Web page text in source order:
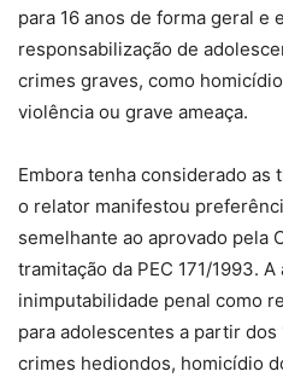
para 16 anos de forma geral e
responsabilização de
crimes graves, como
violência ou grave ameaça.
Embora tenha considerado as
o relator manifestou
semelhante ao aprovado pela
tramitação da PEC 171/1993.
inimputabilidade penal como
para adolescentes a partir
crimes hediondos, homicídio